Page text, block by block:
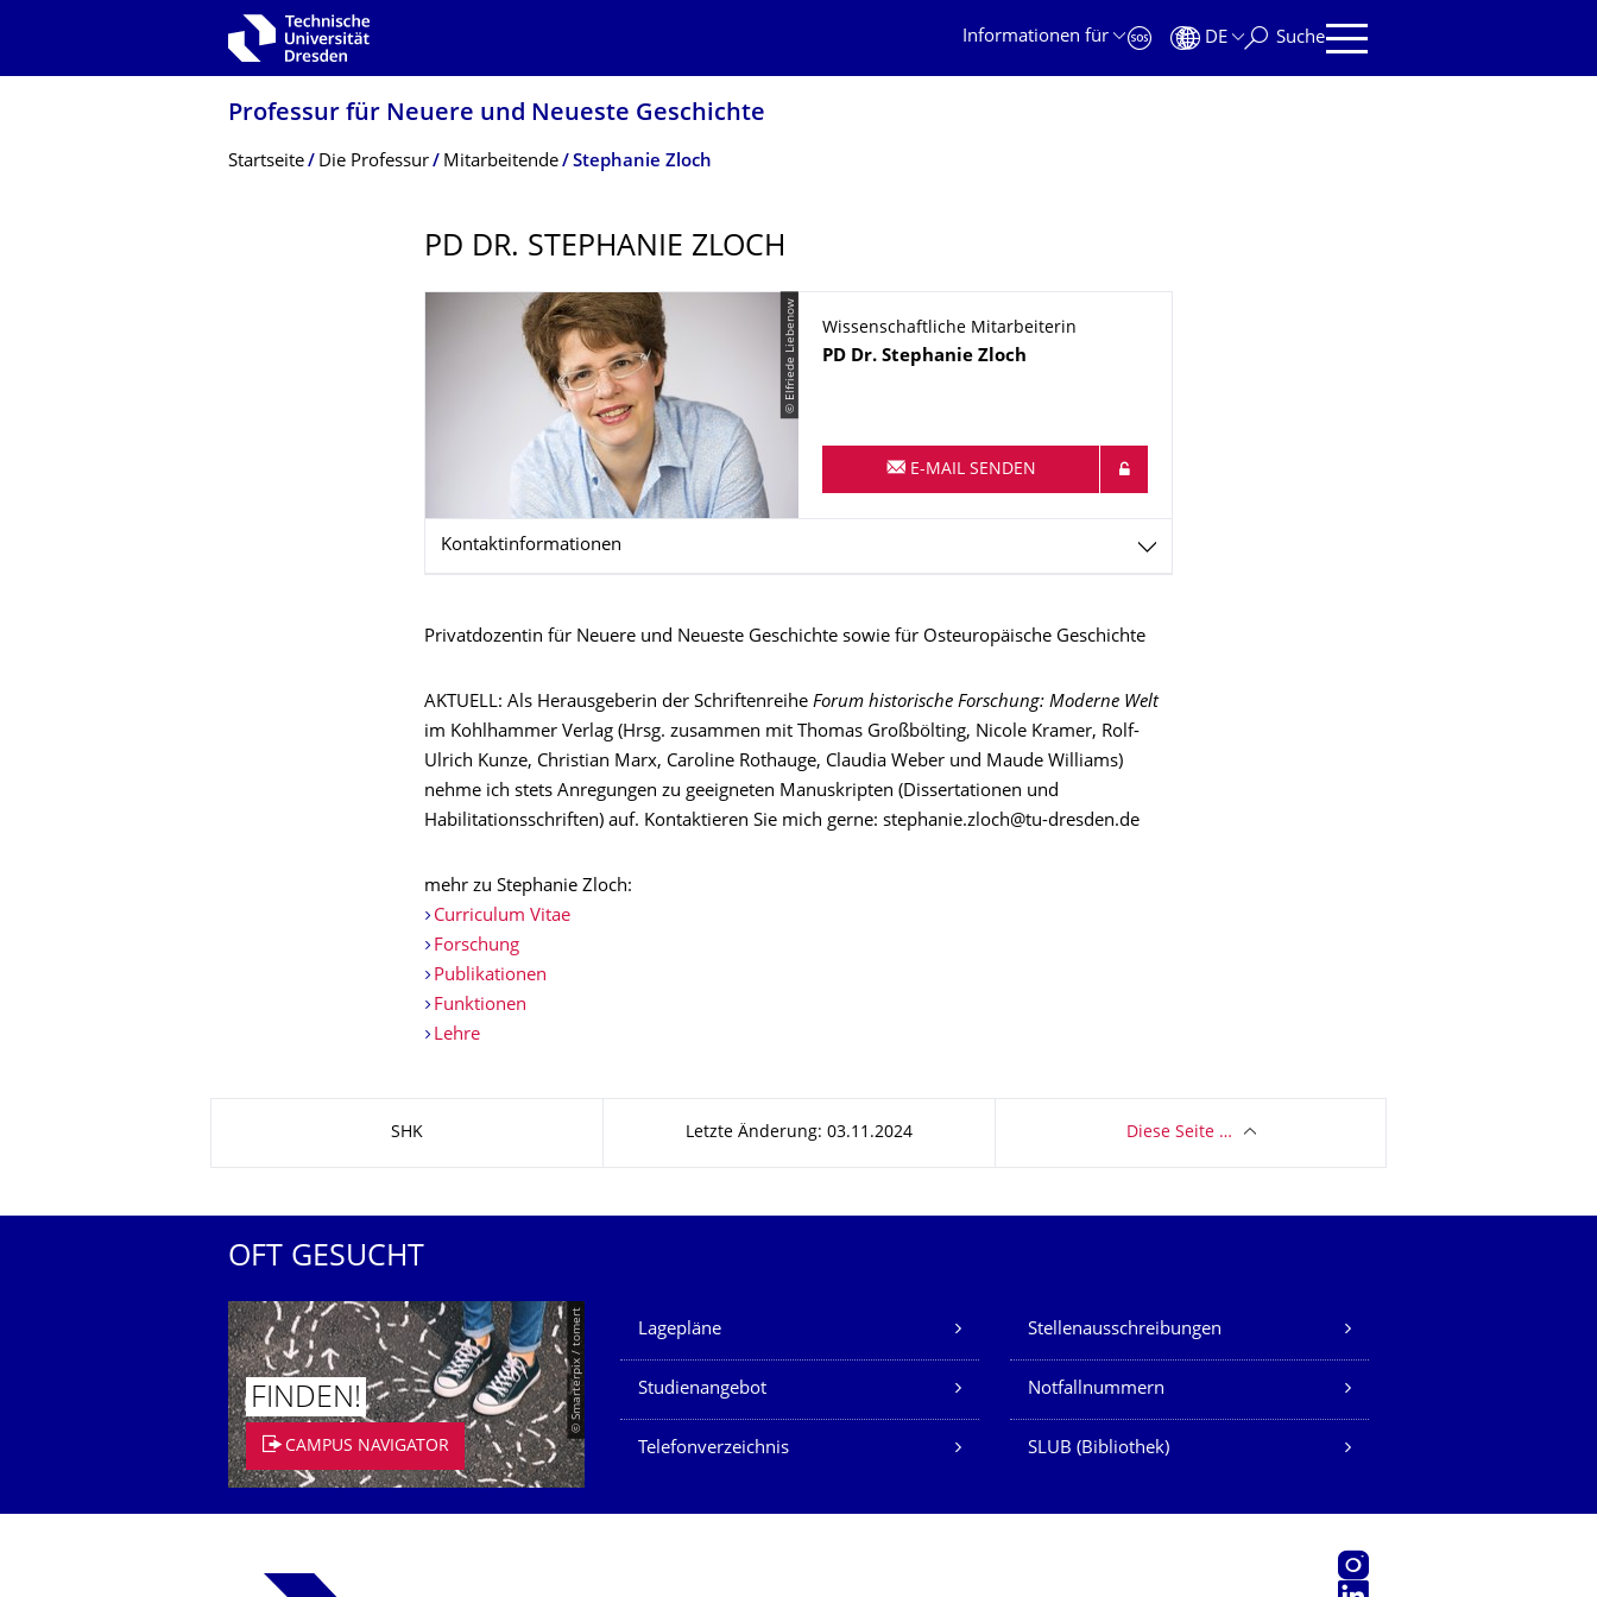
Zur Hauptnavigation springen
Informationen für
DE Suche
Professur für Neuere und Neueste Geschichte
Breadcrumb-Menü
Startseite Die Professur Mitarbeitende Stephanie Zloch
PD DR. STEPHANIE ZLOCH
© Elfriede Liebenow
Wissenschaftliche Mitarbeiterin
Name
PD Dr. Stephanie Zloch
E-MAIL SENDEN
Kontaktinformationen
Privatdozentin für Neuere und Neueste Geschichte sowie für Osteuropäische Geschichte
AKTUELL: Als Herausgeberin der Schriftenreihe Forum historische Forschung: Moderne Welt
im Kohlhammer Verlag (Hrsg. zusammen mit Thomas Großbölting, Nicole Kramer, Rolf-
Ulrich Kunze, Christian Marx, Caroline Rothauge, Claudia Weber und Maude Williams)
nehme ich stets Anregungen zu geeigneten Manuskripten (Dissertationen und
Habilitationsschriften) auf. Kontaktieren Sie mich gerne: stephanie.zloch@tu-dresden.de
mehr zu Stephanie Zloch:
Curriculum Vitae
Forschung
Publikationen
Funktionen
Lehre
SHK Letzte Änderung: 03.11.2024 Diese Seite …
OFT GESUCHT
© Smarterpix / tomert
FINDEN!
CAMPUS NAVIGATOR
Unsere Dienste
Lagepläne Stellenausschreibungen
Studienangebot Notfallnummern
Telefonverzeichnis SLUB (Bibliothek)
Instagram
LinkedIn